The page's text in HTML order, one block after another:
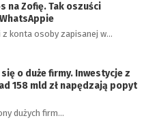
na Zofię. Tak oszuści
konta osoby zapisanej w…
o duże firmy. Inwestycje z
158 mld zł napędzają popyt
dużych firm…